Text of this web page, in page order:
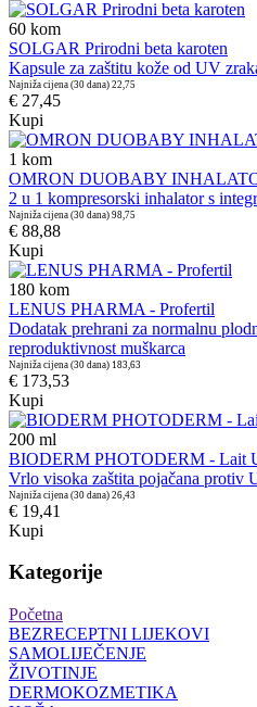
60 kom
SOLGAR Prirodni beta karoten
Kapsule za zaštitu kože od UV
Najniža cijena (30 dana) 22,75
€ 27,45
Kupi
1 kom
OMRON DUOBABY
2 u 1 kompresorski inhalator s
Najniža cijena (30 dana) 98,75
€ 88,88
Kupi
180 kom
LENUS PHARMA - Profertil
Dodatak prehrani za normalnu
reproduktivnost muškarca
Najniža cijena (30 dana) 183,63
€ 173,53
Kupi
200 ml
BIODERM PHOTODERM - Lait
Vrlo visoka zaštita pojačana protiv
Najniža cijena (30 dana) 26,43
€ 19,41
Kupi
Kategorije
Početna
BEZRECEPTNI LIJEKOVI
SAMOLIJEČENJE
ŽIVOTINJE
DERMOKOZMETIKA